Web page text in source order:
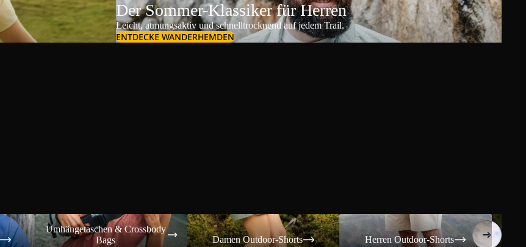
Der Sommer-Klassiker für Herren
Leicht, atmungsaktiv und schnelltrocknend auf jedem Trail.
ENTDECKE WANDERHEMDEN
Umhängetaschen & Crossbody Bags
Umhängetaschen & Crossbody
Bags
Damen Outdoor-Shorts
Damen Outdoor-Shorts
Herren Outdoor-Shorts
Herren Outdoor-Shorts
Damen